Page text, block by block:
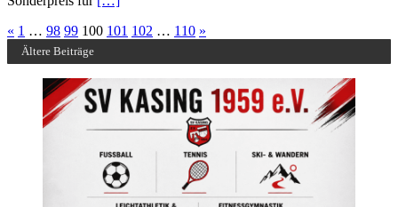
« 1 … 98 99 100 101 102 … 110 »
Ältere Beiträge